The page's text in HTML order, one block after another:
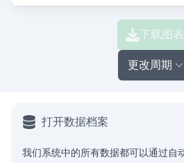
下载图表
更改周期
打开数据档案
我们系统中的所有数据都可以通过自